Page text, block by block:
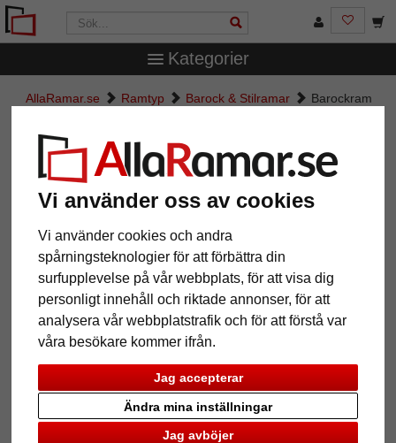
Vi använder oss av cookies
Vi använder cookies och andra
spårningsteknologier för att förbättra din
surfupplevelse på vår webbplats, för att visa dig
personligt innehåll och riktade annonser, för att
analysera vår webbplatstrafik och för att förstå var
våra besökare kommer ifrån.
Jag accepterar
Jag avböjer
Ändra mina inställningar
Kategorier
AllaRamar.se Ramtyp Barock & Stilramar
Barockram
Barockram Salamanca Color
Tillbaka